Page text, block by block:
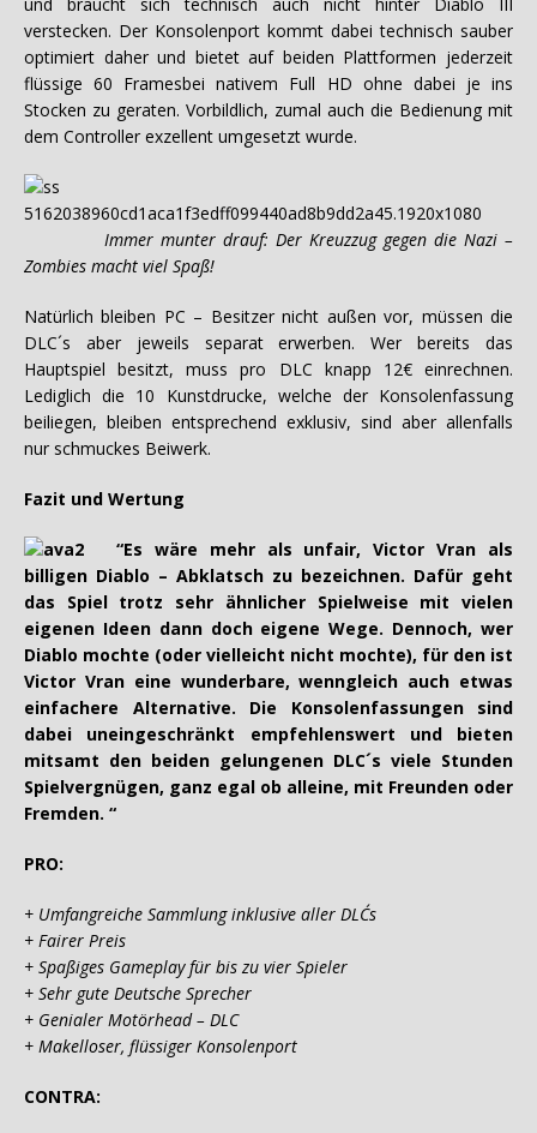
verstecken. Der Konsolenport kommt dabei technisch sauber
optimiert daher und bietet auf beiden Plattformen jederzeit
flüssige 60 Framesbei nativem Full HD ohne dabei je ins
Stocken zu geraten. Vorbildlich, zumal auch die Bedienung mit
dem Controller exzellent umgesetzt wurde.
Immer munter drauf: Der Kreuzzug gegen die Nazi –
Zombies macht viel Spaß!
Natürlich bleiben PC – Besitzer nicht außen vor, müssen die
DLC´s aber jeweils separat erwerben. Wer bereits das
Hauptspiel besitzt, muss pro DLC knapp 12€ einrechnen.
Lediglich die 10 Kunstdrucke, welche der Konsolenfassung
beiliegen, bleiben entsprechend exklusiv, sind aber allenfalls
nur schmuckes Beiwerk.
Fazit und Wertung
“Es wäre mehr als unfair, Victor Vran als
billigen Diablo – Abklatsch zu bezeichnen. Dafür geht
das Spiel trotz sehr ähnlicher Spielweise mit vielen
eigenen Ideen dann doch eigene Wege. Dennoch, wer
Diablo mochte (oder vielleicht nicht mochte), für den ist
Victor Vran eine wunderbare, wenngleich auch etwas
einfachere Alternative. Die Konsolenfassungen sind
dabei uneingeschränkt empfehlenswert und bieten
mitsamt den beiden gelungenen DLC´s viele Stunden
Spielvergnügen, ganz egal ob alleine, mit Freunden oder
Fremden. “
PRO:
+ Umfangreiche Sammlung inklusive aller DLC´s
+ Fairer Preis
+ Spaßiges Gameplay für bis zu vier Spieler
+ Sehr gute Deutsche Sprecher
+ Genialer Motörhead – DLC
+ Makelloser, flüssiger Konsolenport
CONTRA: